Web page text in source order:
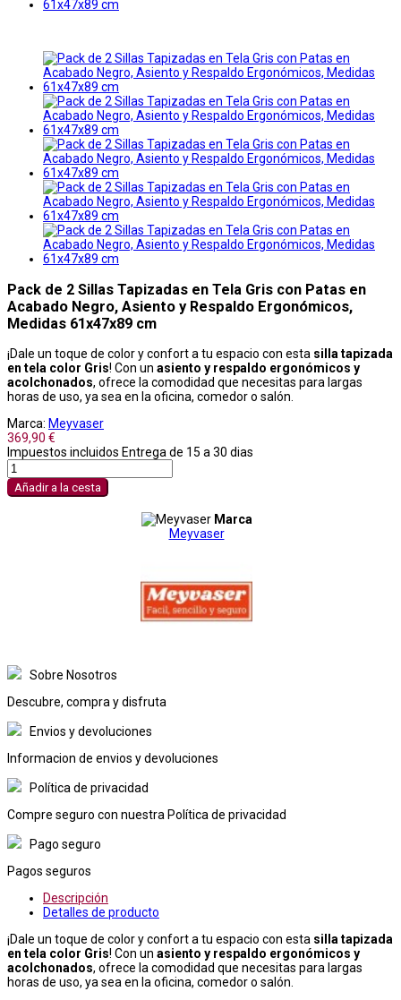
Pack de 2 Sillas Tapizadas en Tela Gris con Patas en
Acabado Negro, Asiento y Respaldo Ergonómicos,
Medidas 61x47x89 cm
¡Dale un toque de color y confort a tu espacio con esta silla tapizada
en tela color Gris! Con un asiento y respaldo ergonómicos y
acolchonados, ofrece la comodidad que necesitas para largas
horas de uso, ya sea en la oficina, comedor o salón.
Marca: Meyvaser
369,90 €
Impuestos incluidos Entrega de 15 a 30 dias
Añadir a la cesta
Marca
Meyvaser
Sobre Nosotros
Descubre, compra y disfruta
Envios y devoluciones
Informacion de envios y devoluciones
Política de privacidad
Compre seguro con nuestra Política de privacidad
Pago seguro
Pagos seguros
Descripción
Detalles de producto
¡Dale un toque de color y confort a tu espacio con esta silla tapizada
en tela color Gris! Con un asiento y respaldo ergonómicos y
acolchonados, ofrece la comodidad que necesitas para largas
horas de uso, ya sea en la oficina, comedor o salón.